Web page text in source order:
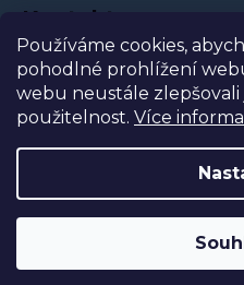
Používáme cookies,
pohodlné prohlížení
webu neustále
použitelnost. Více
Kontakt
Prodejna
Vytvořil Shoptet|
Copyright 2026Tapety
Odstoupit od smlouvy